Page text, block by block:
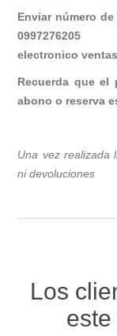
Enviar número
electronico
Recuerda que el
abono o reserva
Una vez realizada
ni devoluciones
Los